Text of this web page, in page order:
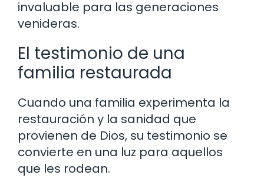
invaluable para las generaciones
venideras.
El testimonio de una
familia restaurada
Cuando una familia experimenta la
restauración y la sanidad que
provienen de Dios, su testimonio se
convierte en una luz para aquellos
que les rodean.